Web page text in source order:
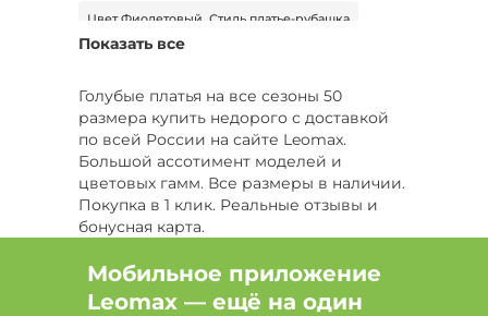
Цвет Фиолетовый, Стиль платье-рубашка
Сезон Лето, Размер 42
Длина макси, Сезон Лето, Размер 60
Цвет Бордовый, Размер 48-50 Размер 70
Цвет Белый, Размер 46-48
Цвет Черный, Сезон Лето, Размер 54-56
Показать все
Голубые платья на все сезоны 50
размера купить недорого с доставкой
по всей России на сайте Leomax.
Большой ассотимент моделей и
цветовых гамм. Все размеры в наличии.
Покупка в 1 клик. Реальные отзывы и
бонусная карта.
Мобильное приложение
Leomax — ещё на один